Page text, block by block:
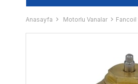
Anasayfa Motorlu Vanalar Fancoil